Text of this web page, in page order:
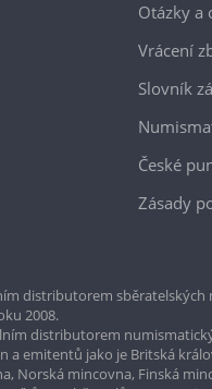
Otázky a
Vrácení
Slovník
České
Zásady
distributorem sběratelských
2008.
distributorem
a emitentů jako je Britská
Norská mincovna, Finská